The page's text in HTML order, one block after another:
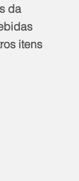
da
itens